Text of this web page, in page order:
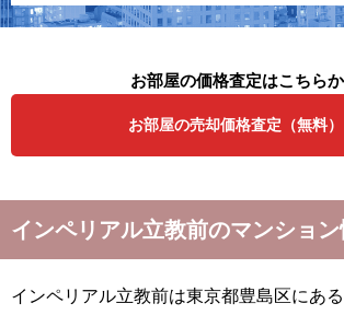
お部屋の価格査定はこちら
お部屋の売却価格査定（無料）
インペリアル立教前のマンション
インペリアル立教前は東京都豊島区にあ